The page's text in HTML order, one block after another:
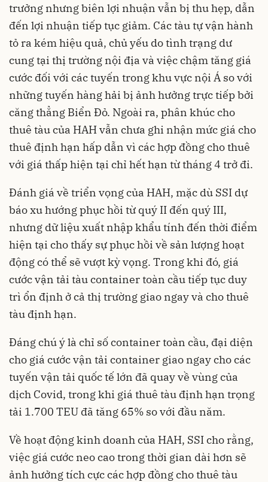
trưởng nhưng biên lợi nhuận vẫn bị thu hẹp, dẫn
đến lợi nhuận tiếp tục giảm. Các tàu tự vận hành
tỏ ra kém hiệu quả, chủ yếu do tình trạng dư
cung tại thị trường nội địa và việc chậm tăng giá
cước đối với các tuyến trong khu vực nội Á so với
những tuyến hàng hải bị ảnh hưởng trực tiếp bởi
căng thẳng Biển Đỏ. Ngoài ra, phân khúc cho
thuê tàu của HAH vẫn chưa ghi nhận mức giá cho
thuê định hạn hấp dẫn vì các hợp đồng cho thuê
với giá thấp hiện tại chỉ hết hạn từ tháng 4 trở đi.
Đánh giá về triển vọng của HAH, mặc dù SSI dự
báo xu hướng phục hồi từ quý II đến quý III,
nhưng dữ liệu xuất nhập khẩu tính đến thời điểm
hiện tại cho thấy sự phục hồi về sản lượng hoạt
động có thể sẽ vượt kỳ vọng. Trong khi đó, giá
cước vận tải tàu container toàn cầu tiếp tục duy
trì ổn định ở cả thị trường giao ngay và cho thuê
tàu định hạn.
Đáng chú ý là chỉ số container toàn cầu, đại diện
cho giá cước vận tải container giao ngay cho các
tuyến vận tải quốc tế lớn đã quay về vùng của
dịch Covid, trong khi giá thuê tàu định hạn trọng
tải 1.700 TEU đã tăng 65% so với đầu năm.
Về hoạt động kinh doanh của HAH, SSI cho rằng,
việc giá cước neo cao trong thời gian dài hơn sẽ
ảnh hưởng tích cực các hợp đồng cho thuê tàu